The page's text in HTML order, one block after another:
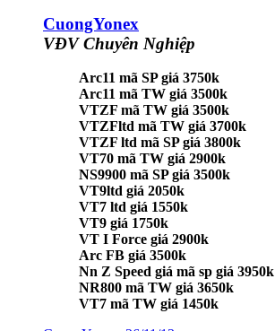
CuongYonex
VĐV Chuyên Nghiệp
Arc11 mã SP giá 3750k
Arc11 mã TW giá 3500k
VTZF mã TW giá 3500k
VTZFltd mã TW giá 3700k
VTZF ltd mã SP giá 3800k
VT70 mã TW giá 2900k
NS9900 mã SP giá 3500k
VT9ltd giá 2050k
VT7 ltd giá 1550k
VT9 giá 1750k
VT I Force giá 2900k
Arc FB giá 3500k
Nn Z Speed giá mã sp giá 3950k
NR800 mã TW giá 3650k
VT7 mã TW giá 1450k